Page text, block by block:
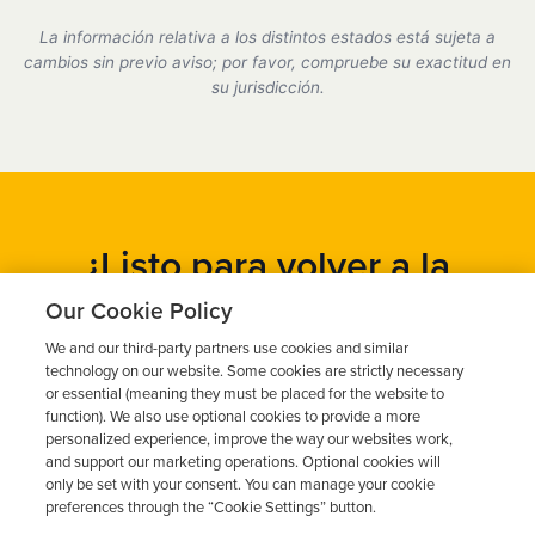
de encendido certificado por el estado de Misuri y
cumplimos plenamente con todos los requisitos del
La información relativa a los distintos estados está sujeta a
cambios sin previo aviso; por favor, compruebe su exactitud en
su jurisdicción.
¿Listo para volver a la
carretera?
Obtén un presupuesto gratuito en cuestión de minutos y
programa tu instalación hoy mismo.
Solicita un presupuesto gratuito
Our Cookie Policy
We and our third-party partners use cookies and similar
technology on our website. Some cookies are strictly necessary
or essential (meaning they must be placed for the website to
function). We also use optional cookies to provide a more
personalized experience, improve the way our websites work,
and support our marketing operations. Optional cookies will
only be set with your consent. You can manage your cookie
preferences through the “Cookie Settings” button.